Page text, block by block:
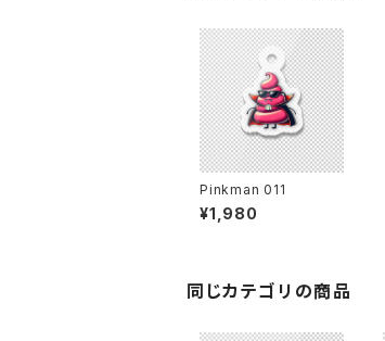
Pinkman 011
¥1,980
同じカテゴリの商品